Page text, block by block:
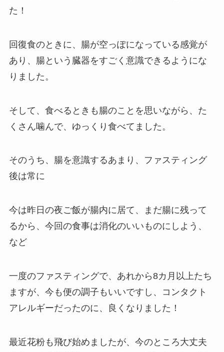
た！
回復食のときに、腸が空っぽになっている感覚が
あり、腸という臓器をすごく意識できるようにな
りました。
そして、食べるときも腸のことを思いながら、た
くさん噛んで、ゆっくり食べてました。
そのうち、腸を意識するあまり、ファスティング
後は常に
今は昨日の夜ご飯が腸内に居て、まだ腸に残って
るから、今回の食事は消化のいいものにしよう、
など
一度のファスティングで、あれから8カ月以上たち
ますが、今も便の調子もいいですし、コンタクト
アレルギーだったのに、良くなりました！
最近花粉も飛び始めましたが、今のところ大丈夫